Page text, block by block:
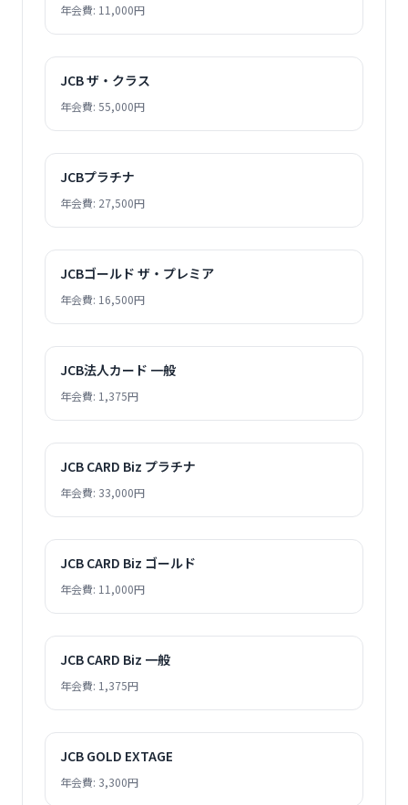
年会費: 11,000円
JCB ザ・クラス
年会費: 55,000円
JCBプラチナ
年会費: 27,500円
JCBゴールド ザ・プレミア
年会費: 16,500円
JCB法人カード 一般
年会費: 1,375円
JCB CARD Biz プラチナ
年会費: 33,000円
JCB CARD Biz ゴールド
年会費: 11,000円
JCB CARD Biz 一般
年会費: 1,375円
JCB GOLD EXTAGE
年会費: 3,300円